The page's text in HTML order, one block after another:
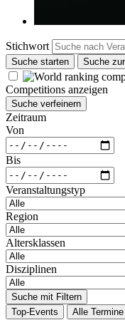
Stichwort
Suche starten Suche
Competitions anzeigen
Suche verfeinern
Zeitraum
Von
Bis
Veranstaltungstyp
Region
Altersklassen
Disziplinen
Suche mit Filtern
Top-Events
Alle Termine